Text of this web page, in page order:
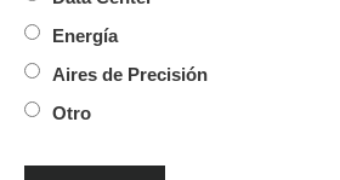
Energía
Aires de Precisión
Otro